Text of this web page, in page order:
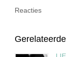
Reacties